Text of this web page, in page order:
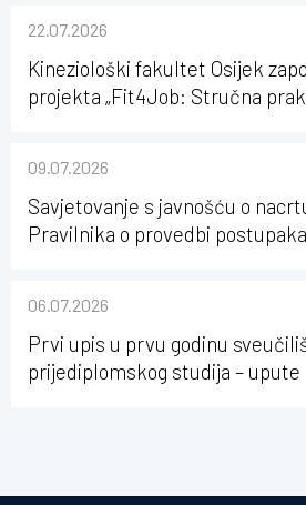
22.07.2026
Kineziološki fakultet Osijek
projekta „Fit4Job: Stručna
09.07.2026
Savjetovanje s javnošću o
Pravilnika o provedbi
Osijeku
06.07.2026
Prvi upis u prvu godinu
prijediplomskog studija – upute